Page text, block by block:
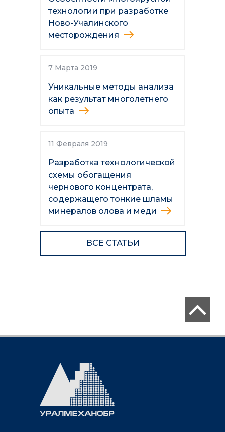
технологии при разработке
Ново-Учалинского
месторождения
7 Марта 2019
Уникальные методы анализа
как результат многолетнего
опыта
11 Февраля 2019
Разработка технологической
схемы обогащения
чернового концентрата,
содержащего тонкие шламы
минералов олова и меди
ВСЕ СТАТЬИ